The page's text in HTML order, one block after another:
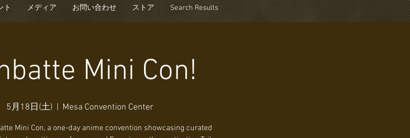
ト メディア お問い合わせ ストア Search Results
Mini Con!
5月18日(土) Mesa Convention Center
Mini Con, a one-day anime convention showcasing curated